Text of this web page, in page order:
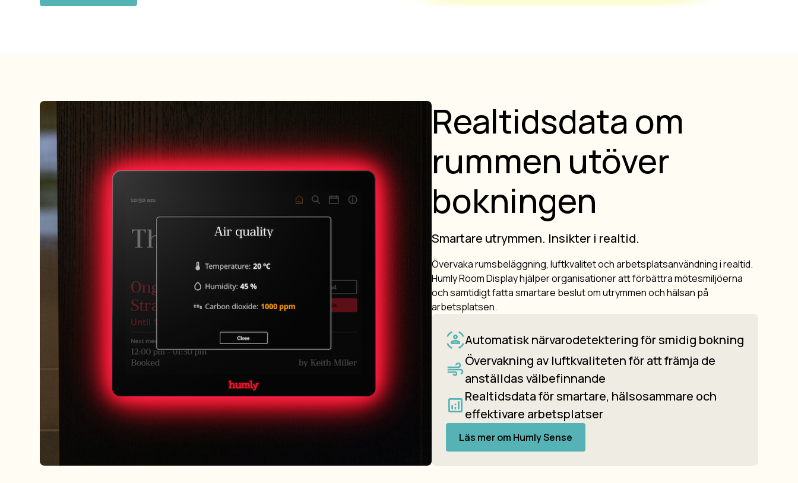
Realtidsdata om
rummen utöver
bokningen
Smartare utrymmen. Insikter i realtid.
Övervaka rumsbeläggning, luftkvalitet och arbetsplatsanvändning i realtid.
Humly Room Display hjälper organisationer att förbättra mötesmiljöerna
och samtidigt fatta smartare beslut om utrymmen och hälsan på
arbetsplatsen.
Automatisk närvarodetektering för smidig bokning
Övervakning av luftkvaliteten för att främja de
anställdas välbefinnande
Realtidsdata för smartare, hälsosammare och
effektivare arbetsplatser
Läs mer om Humly Sense